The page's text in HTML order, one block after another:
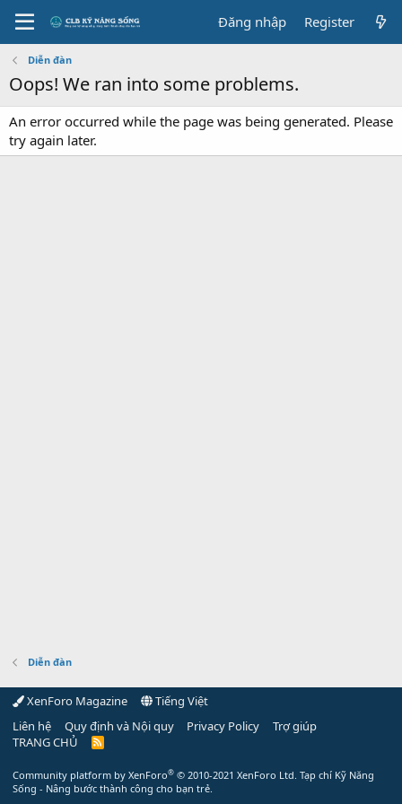
Đăng nhập Register
Diễn đàn
Oops! We ran into some problems.
An error occurred while the page was being generated. Please
try again later.
Diễn đàn
XenForo Magazine
Tiếng Việt
Liên hệ
Quy định và Nội quy Privacy Policy
Trợ giúp
TRANG CHỦ
R
Community platform by XenForo® © 2010-2021 XenForo Ltd. Tạp chí Kỹ Năng
Sống - Nâng bước thành công cho bạn trẻ.